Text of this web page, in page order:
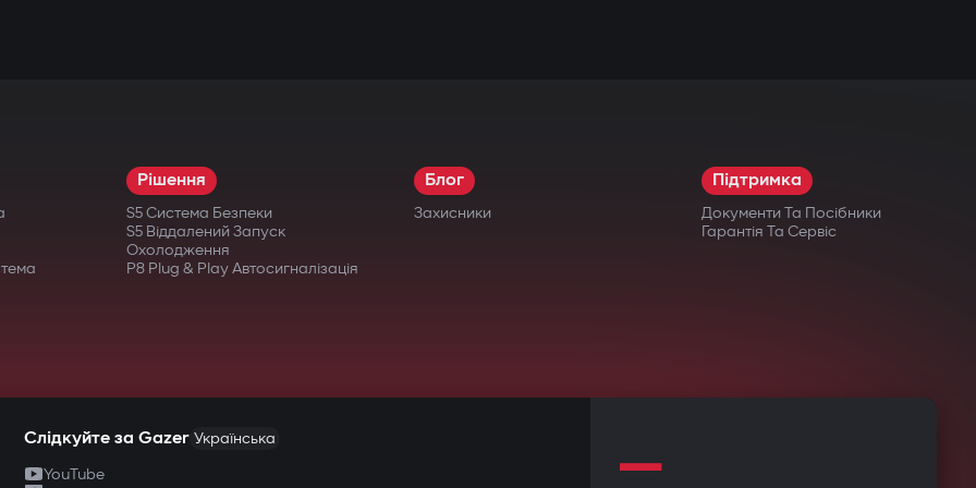
(економія пам'яті та ресурсу карти)
важливих подій
відключенні живлення
Рішення
S5 Система Безпеки
S5 Віддалений Запуск
Охолодження
P8 Plug & Play Автосигналізація
Блог
Захисники
Підтримка
Документи Та Посібники
Гарантія Та Сервіс
Слідкуйте за Gazer Українська
YouTube
—